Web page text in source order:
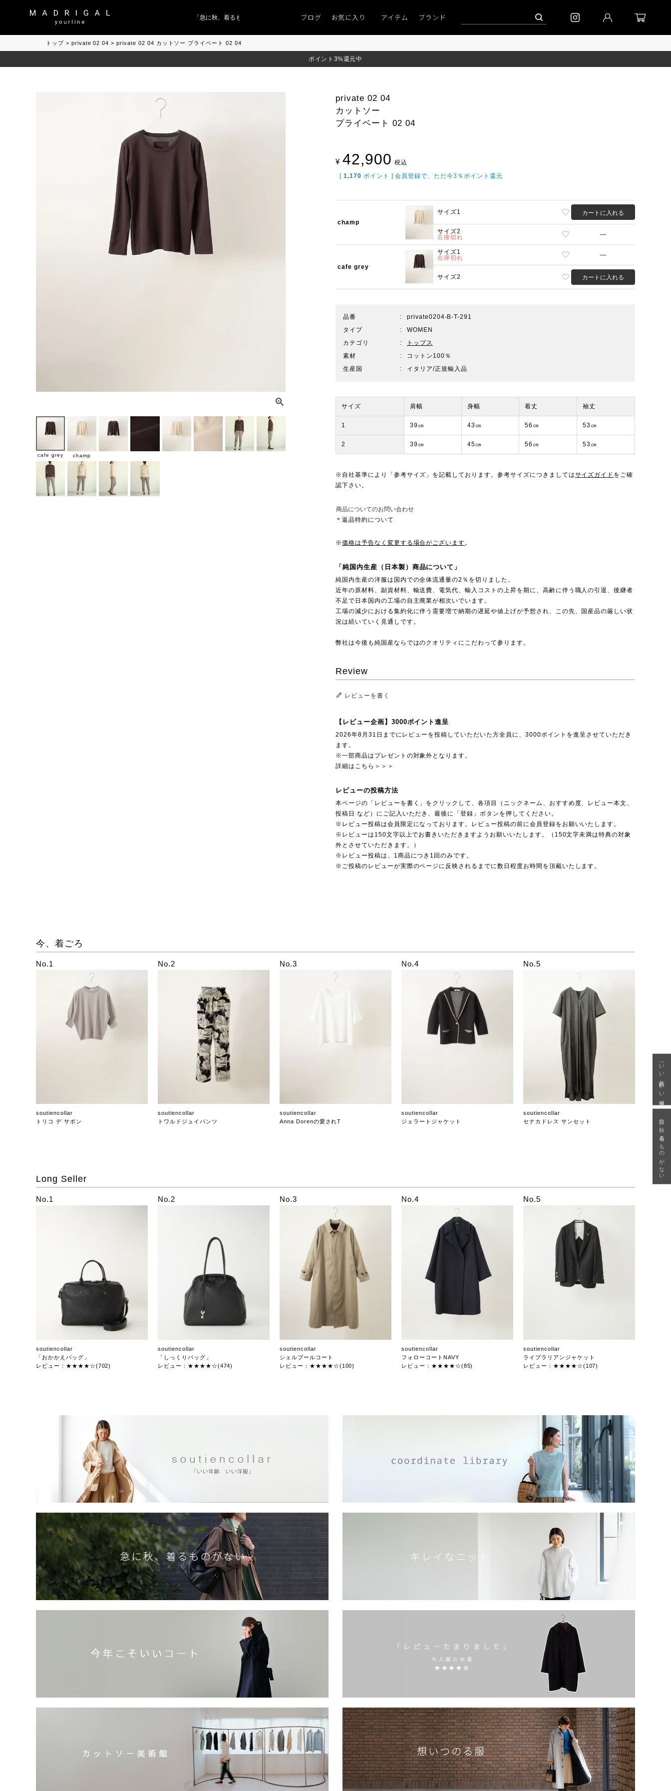
「急に秋、着るものがない」 「キレイなニット」 ポイント9％「マンスリーポイントキャンペーン」 到着｜2026AW「マガジン」 進捗情報│「エッグジャケット新色」
ブログ お気に入り アイテム ブランド
トップ private 02 04 private 02 04 カットソー プライベート 02 04
ポイント3%還元中
cafe grey champ
private 02 04
カットソー
プライベート 02 04
¥ 42,900 税込
[ 1,170 ポイント ] 会員登録で、ただ今3％ポイント還元
champ
サイズ1 カートに入れる
サイズ2
在庫切れ
—
cafe grey
サイズ1
在庫切れ
—
サイズ2 カートに入れる
品番
private0204-B-T-291
タイプ
WOMEN
カテゴリ
トップス
素材
コットン100％
生産国
イタリア/正規輸入品
サイズ 肩幅 身幅 着丈 袖丈
1 39㎝ 43㎝ 56㎝ 53㎝
2 39㎝ 45㎝ 56㎝ 53㎝
※自社基準により「参考サイズ」を記載しております。参考サイズにつきましてはサイズガイド をご確
認下さい。
商品についてのお問い合わせ
＊返品特約について
※価格は予告なく変更する場合がございます 。
「純国内生産（日本製）商品について」
純国内生産の洋服は国内での全体流通量の2％を切りました。
近年の原材料、副資材料、輸送費、電気代、輸入コストの上昇を期に、高齢に伴う職人の引退、後継者
不足で日本国内の工場の自主廃業が相次いでいます。
工場の減少における集約化に伴う需要増で納期の遅延や値上げが予想され、この先、国産品の厳しい状
況は続いていく見通しです。
弊社は今後も純国産ならではのクオリティにこだわって参ります。
Review
レビューを書く
【レビュー企画】3000ポイント進呈
2026年8月31日までにレビューを投稿していただいた方全員に、3000ポイントを進呈させていただき
ます。
※一部商品はプレゼントの対象外となります。
詳細はこちら＞＞＞
レビューの投稿方法
本ページの「レビューを書く」をクリックして、各項目（ニックネーム、おすすめ度、レビュー本文、
投稿日 など）にご記入いただき、最後に「登録」ボタンを押してください。
※レビュー投稿は会員限定になっております。レビュー投稿の前に会員登録をお願いいたします。
※レビューは150文字以上でお書きいただきますようお願いいたします。（150文字未満は特典の対象
外とさせていただきます。）
※レビュー投稿は、1商品につき1回のみです。
※ご投稿のレビューが実際のページに反映されるまでに数日程度お時間を頂戴いたします。
今、着ごろ
No.1
soutiencollar
トリコ デ サボン
No.2
soutiencollar
トワルドジュイパンツ
No.3
soutiencollar
Anna Dorenの愛されT
No.4
soutiencollar
ジェラートジャケット
No.5
soutiencollar
セナカドレス サンセット
Long Seller
No.1
soutiencollar
「おかかえバッグ」
レビュー：★★★★☆(702)
No.2
soutiencollar
「しっくりバッグ」
レビュー：★★★★☆(474)
No.3
soutiencollar
シェルブールコート
レビュー：★★★★☆(100)
No.4
soutiencollar
フォローコートNAVY
レビュー：★★★★☆(85)
No.5
soutiencollar
ライブラリアンジャケット
レビュー：★★★★☆(107)
「いい年齢 いい洋服」
急に秋、着るものがない